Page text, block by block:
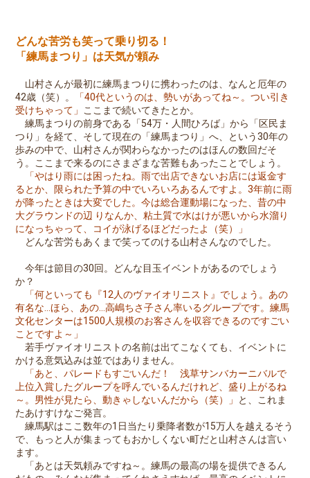
どんな苦労も笑って乗り切る！
「練馬まつり」は天気が頼み
山村さんが最初に練馬まつりに携わったのは、なんと厄年の
42歳（笑）。
「40代というのは、勢いがあってね～。つい引き
受けちゃって」 ここまで続いてきたとか。
練馬まつりの前身である「54万・人間ひろば」から「区民ま
つり」を経て、そして現在の「練馬まつり」へ、という30年の
歩みの中で、山村さんが関わらなかったのはほんの数回だそ
う。ここまで来るのにさまざまな苦難もあったことでしょう。
「やはり雨には困ったね。雨で出店できないお店には返金す
るとか、限られた予算の中でいろいろあるんですよ。3年前に雨
が降ったときは大変でした。今は総合運動場になった、昔の中
大グラウンドの辺 りなんか、粘土質で水はけが悪いから水溜り
になっちゃって、コイが泳げるほどだったよ（笑）」
どんな苦労もあくまで笑ってのける山村さんなのでした。
今年は節目の30回。どんな目玉イベントがあるのでしょう
か？
「何といっても『12人のヴァイオリニスト』でしょう。あの
有名な…ほら、あの…高嶋ちさ子さん率いるグループです。練馬
文化センターは1500人規模のお客さんを収容できるのですごい
ことですよ～」
若手ヴァイオリニストの名前は出てこなくても、イベントに
かける意気込みは並ではありません。
「あと、パレードもすごいんだ！ 浅草サンバカーニバルで
上位入賞したグループを呼んでいるんだけれど、盛り上がるね
～。男性が見たら、動きゃしないんだから（笑）」 と、これま
たあけすけなご発言。
練馬駅はここ数年の1日当たり乗降者数が15万人を越えるそう
で、もっと人が集まってもおかしくない町だと山村さんは言い
ます。
「あとは天気頼みですね～。練馬の最高の場を提供できるん